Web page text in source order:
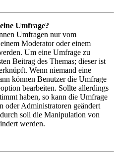
Umfrage?
Umfragen nur vom
Moderator oder einem
Um eine Umfrage zu
Beitrag des Themas; dieser ist
Wenn niemand eine
können Benutzer die Umfrage
bearbeiten. Sollte allerdings
haben, so kann die Umfrage
oder Administratoren geändert
soll die Manipulation von
werden.